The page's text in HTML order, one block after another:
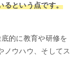
るという点です。
的に教育や研修を
ノウハウ、そしてス